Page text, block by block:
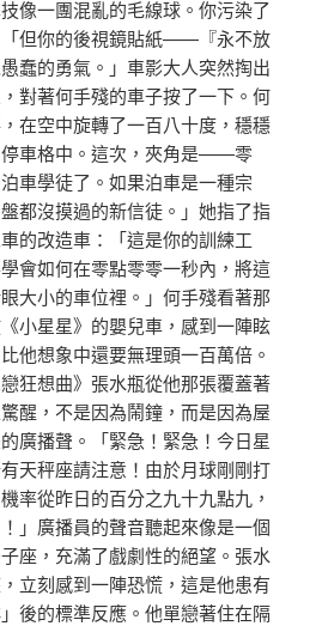
像一團混亂的毛線球。你污染了
但你的後視鏡貼紙——『永不放
蠢的勇氣。」車影大人突然掏出
對著何手殘的車子按了一下。何
在空中旋轉了一百八十度，穩穩
車格中。這次，夾角是——零
車學徒了。如果泊車是一種宗
都沒摸過的新信徒。」她指了指
的改造車：「這是你的訓練工
會如何在零點零零一秒內，將這
大小的車位裡。」何手殘看著那
小星星》的嬰兒車，感到一陣眩
他想象中還要無理頭一百萬倍。
狂想曲》張水瓶從他那張覆蓋著
醒，不是因為鬧鐘，而是因為屋
廣播聲。「緊急！緊急！今日星
天秤座請注意！由於月球剛剛打
率從昨日的百分之九十九點九，
」廣播員的聲音聽起來像是一個
座，充滿了戲劇性的絕望。張水
立刻感到一陣恐慌，這是他患有
後的標準反應。他單戀著住在隔